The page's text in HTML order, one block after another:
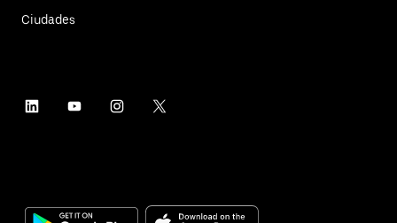
Ciudades